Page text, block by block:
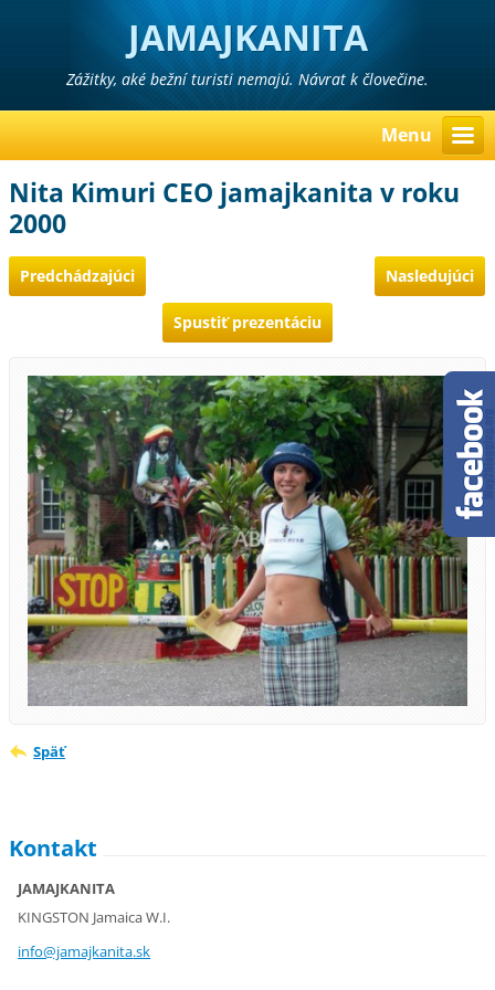
JAMAJKANITA
Zážitky, aké bežní turisti nemajú. Návrat k človečine.
Menu
Nita Kimuri CEO jamajkanita v roku
2000
Predchádzajúci Nasledujúci
Spustiť prezentáciu
Späť
Kontakt
JAMAJKANITA
KINGSTON Jamaica W.I.
info@jamajkanita.sk